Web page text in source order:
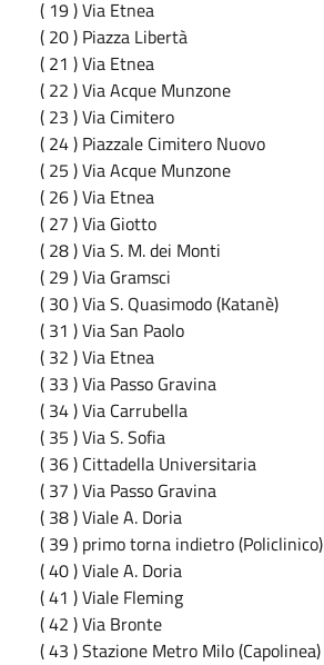
( 19 ) Via Etnea
( 20 ) Piazza Libertà
( 21 ) Via Etnea
( 22 ) Via Acque Munzone
( 23 ) Via Cimitero
( 24 ) Piazzale Cimitero Nuovo
( 25 ) Via Acque Munzone
( 26 ) Via Etnea
( 27 ) Via Giotto
( 28 ) Via S. M. dei Monti
( 29 ) Via Gramsci
( 30 ) Via S. Quasimodo (Katanè)
( 31 ) Via San Paolo
( 32 ) Via Etnea
( 33 ) Via Passo Gravina
( 34 ) Via Carrubella
( 35 ) Via S. Sofia
( 36 ) Cittadella Universitaria
( 37 ) Via Passo Gravina
( 38 ) Viale A. Doria
( 39 ) primo torna indietro (Policlinico)
( 40 ) Viale A. Doria
( 41 ) Viale Fleming
( 42 ) Via Bronte
( 43 ) Stazione Metro Milo (Capolinea)